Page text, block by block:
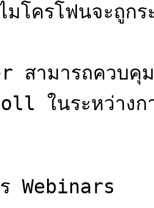
มโครโฟนจะถู
สามารถควบคุ
ในระหว่างก
Webinars